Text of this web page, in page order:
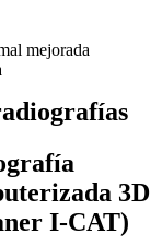
mejorada
3D
I-CAT)